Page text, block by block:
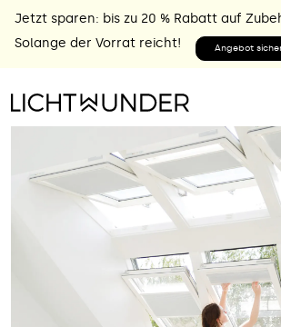
Jetzt sparen: bis zu 20 % Rabatt auf
Solange der Vorrat reicht!
Angebot